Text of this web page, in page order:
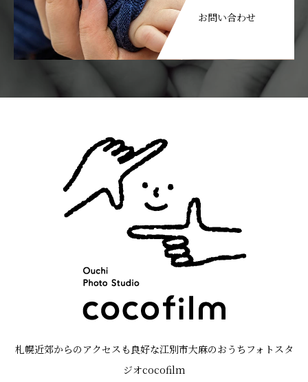
お問い合わせ
札幌近郊からのアクセスも良好な江別市大麻のおうちフォトスタ
ジオcocofilm